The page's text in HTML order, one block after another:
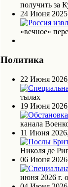
получить за
24 Июня
«вечное»
Политика
22 Июня
тылах
19 Июня
канала
11 Июня
Николя де
06 Июня
июня 2026 г.